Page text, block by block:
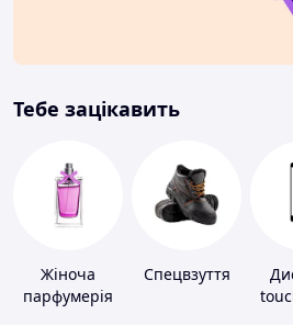
Тебе зацікавить
Жіноча
парфумерія
Спецвзуття